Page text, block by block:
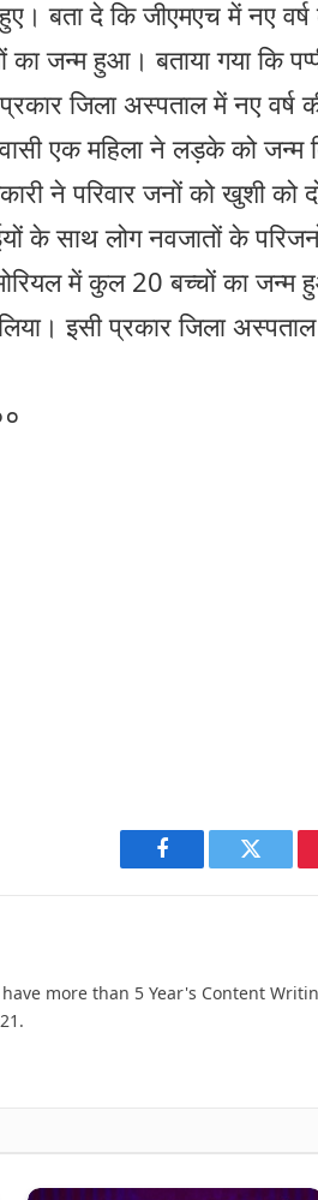
बता दे कि जीएमएच में नए
का जन्म हुआ। बताया गया कि
प्रकार जिला अस्पताल में नए
एक महिला ने लड़के को जन्म
ने परिवार जनों को खुशी को
के साथ लोग नवजातों के
में कुल 20 बच्चों का
इसी प्रकार जिला
Facebook Twitter
more than 5 Year's Content